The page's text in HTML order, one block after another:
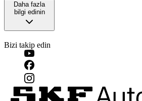
Daha fazla
bilgi edinin
Bizi takip edin